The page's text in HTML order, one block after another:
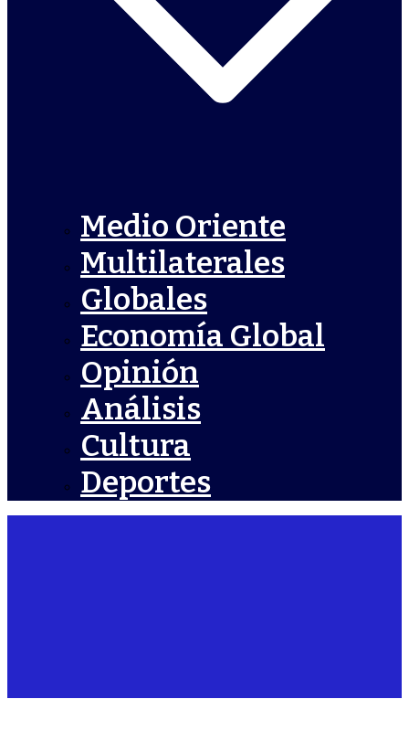
Medio Oriente
Multilaterales
Globales
Economía Global
Opinión
Análisis
Cultura
Deportes